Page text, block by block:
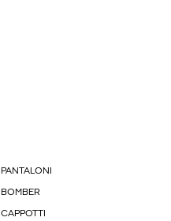
PANTALONI
BOMBER
CAPPOTTI